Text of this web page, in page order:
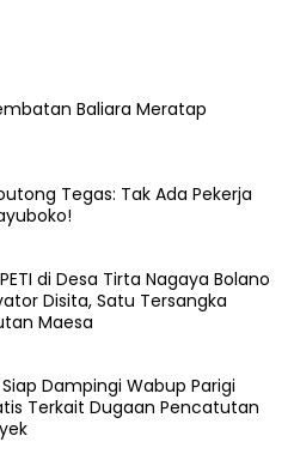
Baliara Meratap
Tegas: Tak Ada Pekerja
di Desa Tirta Nagaya Bolano
Disita, Satu Tersangka
Maesa
Dampingi Wabup Parigi
Terkait Dugaan Pencatutan